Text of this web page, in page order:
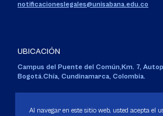
notificacioneslegales@unisabana.edu.co
UBICACIÓN
Campus del Puente del Común, Km. 7,
Bogotá.Chía, Cundinamarca, Colombia.
Personería Jurídica:Resolución 130 del 14 de
Al navegar en este sitio web, usted acepta el